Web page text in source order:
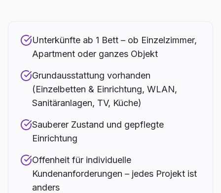
Unterkünfte ab 1 Bett – ob Einzelzimmer,
Apartment oder ganzes Objekt
Grundausstattung vorhanden
(Einzelbetten & Einrichtung, WLAN,
Sanitäranlagen, TV, Küche)
Sauberer Zustand und gepflegte
Einrichtung
Offenheit für individuelle
Kundenanforderungen – jedes Projekt ist
anders